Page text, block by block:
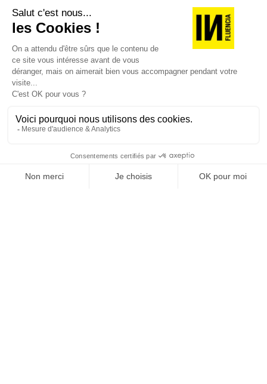
JE DÉCOUVRE LES NUMÉROS PRÉCÉDENTS
Je suis déjà abonné(e) :je consulte la revue en